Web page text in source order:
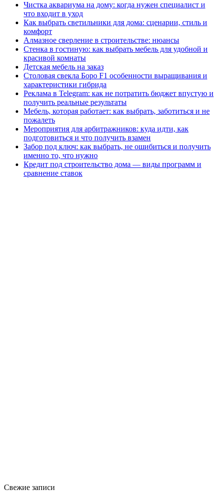
Чистка аквариума на дому: когда нужен специалист и
что входит в уход
Как выбрать светильники для дома: сценарии, стиль и
комфорт
Алмазное сверление в строительстве: нюансы
Стенка в гостиную: как выбрать мебель для удобной и
красивой комнаты
Детская мебель на заказ
Столовая свекла Боро F1 особенности выращивания и
характеристики гибрида
Реклама в Telegram: как не потратить бюджет впустую и
получить реальные результаты
Мебель, которая работает: как выбрать, заботиться и не
пожалеть
Мероприятия для арбитражников: куда идти, как
подготовиться и что получить взамен
Забор под ключ: как выбрать, не ошибиться и получить
именно то, что нужно
Кредит под строительство дома — виды программ и
сравнение ставок
Свежие записи